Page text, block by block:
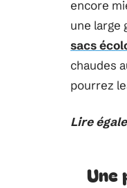
encore
une large
sacs
chaudes
pourrez
Lire